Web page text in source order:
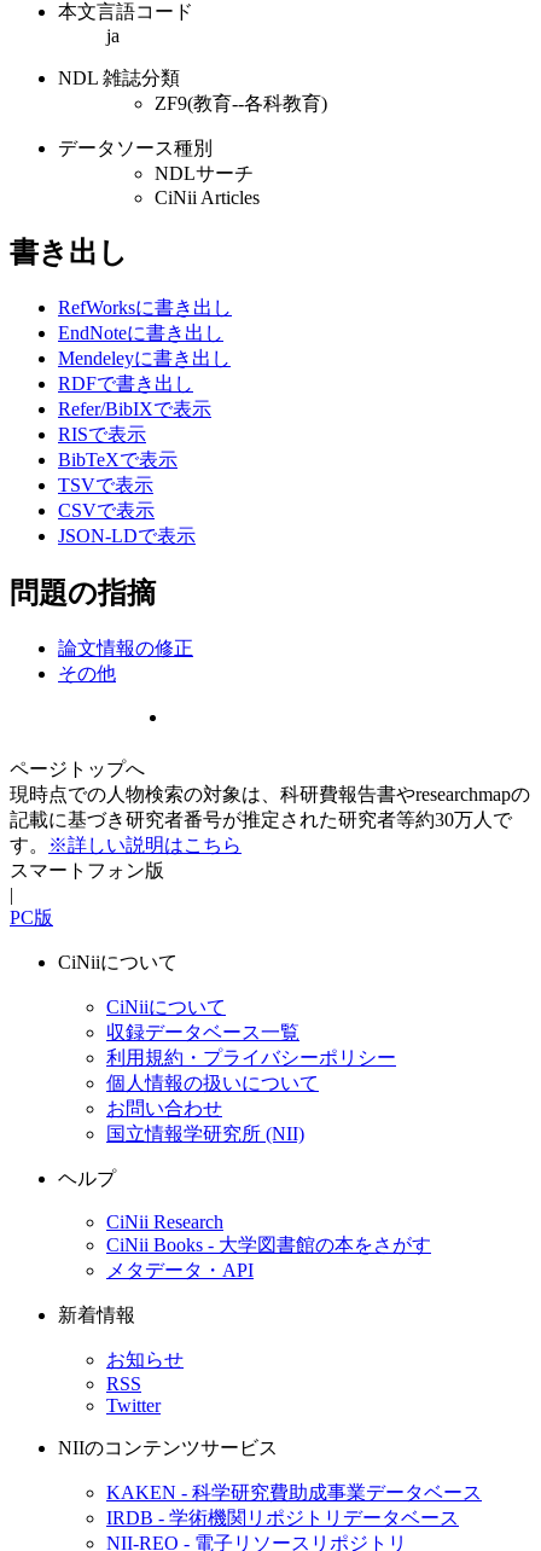
本文言語コード
ja
NDL 雑誌分類
ZF9(教育--各科教育)
データソース種別
NDLサーチ
CiNii Articles
書き出し
RefWorksに書き出し
EndNoteに書き出し
Mendeleyに書き出し
RDFで書き出し
Refer/BibIXで表示
RISで表示
BibTeXで表示
TSVで表示
CSVで表示
JSON-LDで表示
問題の指摘
論文情報の修正
その他
ページトップへ
現時点での人物検索の対象は、科研費報告書やresearchmapの
記載に基づき研究者番号が推定された研究者等約30万人で
す。
※詳しい説明はこちら
スマートフォン版
|
PC版
CiNiiについて
CiNiiについて
収録データベース一覧
利用規約・プライバシーポリシー
個人情報の扱いについて
お問い合わせ
国立情報学研究所 (NII)
ヘルプ
CiNii Research
CiNii Books - 大学図書館の本をさがす
メタデータ・API
新着情報
お知らせ
RSS
Twitter
NIIのコンテンツサービス
KAKEN - 科学研究費助成事業データベース
IRDB - 学術機関リポジトリデータベース
NII-REO - 電子リソースリポジトリ